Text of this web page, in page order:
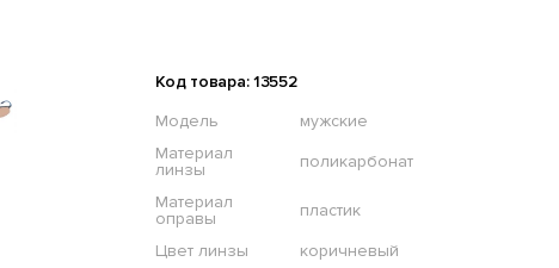
Код товара: 13552
Модель
мужские
Материал
линзы
поликарбонат
Материал
оправы
пластик
Цвет линзы
коричневый